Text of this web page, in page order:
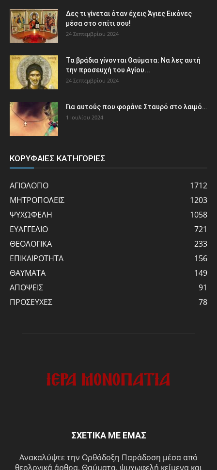
Δες τι γίνεται όταν έχεις Άγιες Εικόνες
μέσα στο σπίτι σου!
24 Σεπτεμβρίου 2024
Τα βράδια γίνονται Θαύματα: Να λες αυτή
την προσευχή του Αγίου...
24 Σεπτεμβρίου 2024
Για αυτούς που φοράνε Σταυρό στο λαιμό…
1 Ιουλίου 2024
ΚΟΡΥΦΑΙΕΣ ΚΑΤΗΓΟΡΙΕΣ
ΑΓΙΟΛΟΓΙΟ
1712
ΜΗΤΡΟΠΟΛΕΙΣ
1203
ΨΥΧΩΦΕΛΗ
1058
ΕΥΑΓΓΕΛΙΟ
721
ΘΕΟΛΟΓΙΚΑ
233
ΕΠΙΚΑΙΡΟΤΗΤΑ
156
ΘΑΥΜΑΤΑ
149
ΑΠΟΨΕΙΣ
91
ΠΡΟΣΕΥΧΕΣ
78
ΣΧΕΤΙΚΑ ΜΕ ΕΜΑΣ
Ανακαλύψτε την Ορθόδοξη Παράδοση μέσα από
θεολογικά άρθρα, Θαύματα, ψυχωφελή κείμενα και